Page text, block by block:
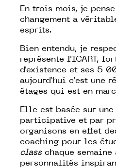
En trois mois, je
changement a
esprits.
Bien entendu, je
représente l'ICART,
d'existence et ses 5
aujourd’hui c’est une
étages qui est en
Elle est basée sur
participative et par
organisons en effet
coaching pour les
classchaque semaine
personnalités